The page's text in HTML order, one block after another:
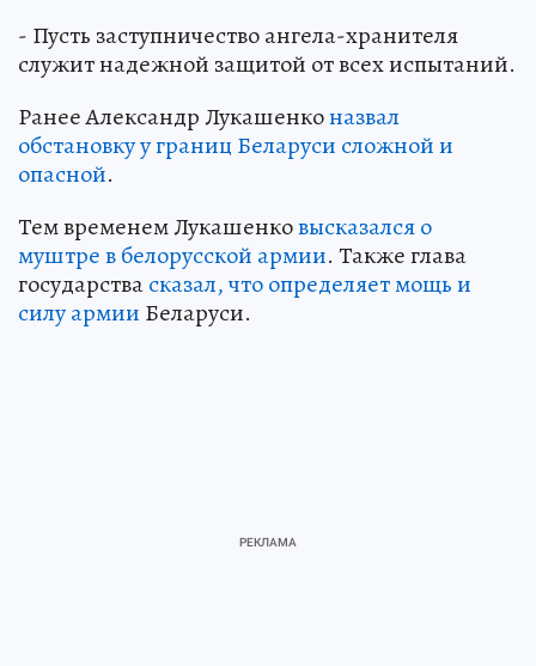
- Пусть заступничество ангела-хранителя
служит надежной защитой от всех испытаний.
Ранее Александр Лукашенконазвал
обстановку у границ Беларуси сложной и
опасной.
Тем временем Лукашенковысказался о
муштре в белорусской армии. Также глава
государствасказал, что определяет мощь и
силу армии Беларуси.